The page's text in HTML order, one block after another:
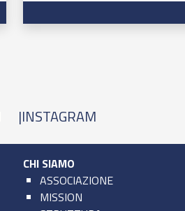
|INSTAGRAM
CHI SIAMO
ASSOCIAZIONE
MISSION